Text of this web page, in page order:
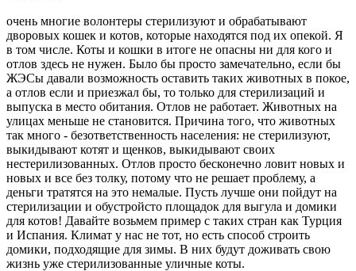
очень многие волонтеры стерилизуют и обрабатывают
дворовых кошек и котов, которые находятся под их опекой. Я
в том числе. Коты и кошки в итоге не опасны ни для кого и
отлов здесь не нужен. Было бы просто замечательно, если бы
ЖЭСы давали возможность оставить таких животных в покое,
а отлов если и приезжал бы, то только для стерилизаций и
выпуска в место обитания. Отлов не работает. Животных на
улицах меньше не становится. Причина того, что животных
так много - безответственность населения: не стерилизуют,
выкидывают котят и щенков, выкидывают своих
нестерилизованных. Отлов просто бесконечно ловит новых и
новых и все без толку, потому что не решает проблему, а
деньги тратятся на это немалые. Пусть лучше они пойдут на
стерилизации и обустройсто площадок для выгула и домики
для котов! Давайте возьмем пример с таких стран как Турция
и Испания. Климат у нас не тот, но есть способ строить
домики, подходящие для зимы. В них будут доживать свою
жизнь уже стерилизованные уличные коты.